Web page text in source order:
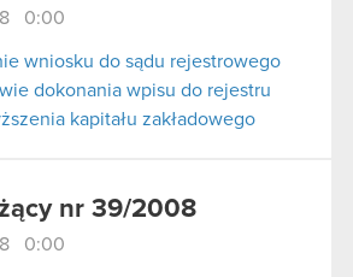
0:00
wniosku do sądu rejestrowego
dokonania wpisu do rejestru
kapitału zakładowego
nr 39/2008
0:00